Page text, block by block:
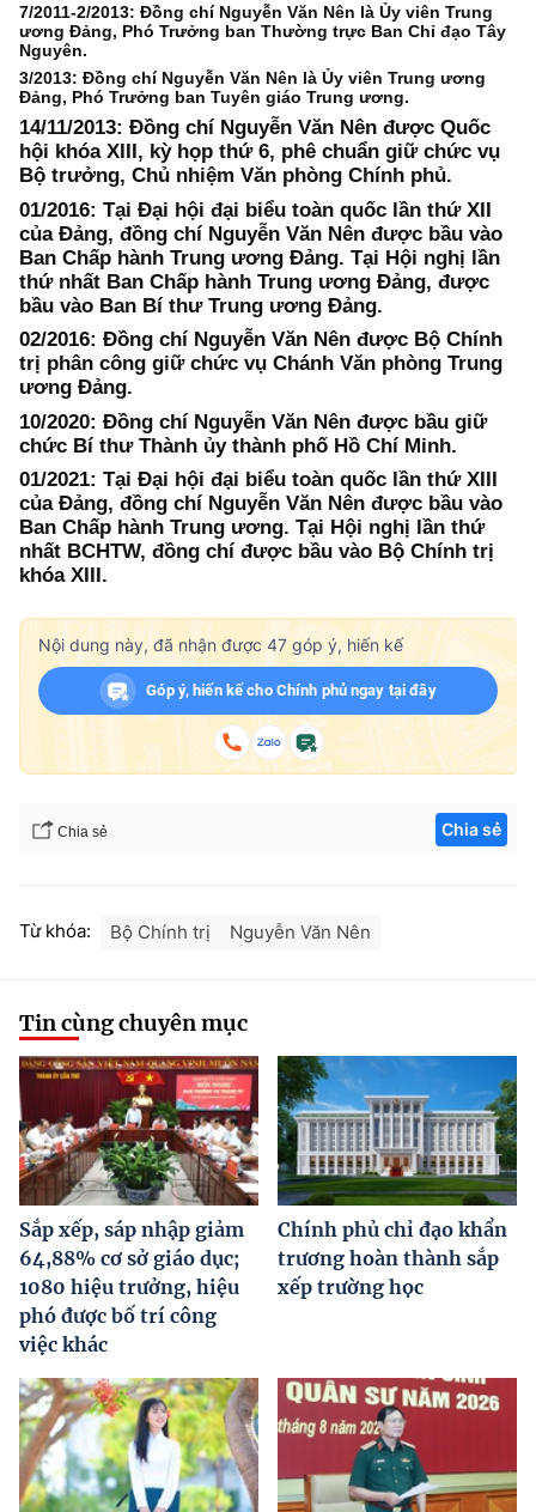
7/2011-2/2013: Đồng chí Nguyễn Văn Nên là Ủy viên Trung
ương Đảng, Phó Trưởng ban Thường trực Ban Chỉ đạo Tây
Nguyên.
3/2013: Đồng chí Nguyễn Văn Nên là Ủy viên Trung ương
Đảng, Phó Trưởng ban Tuyên giáo Trung ương.
14/11/2013: Đồng chí Nguyễn Văn Nên được Quốc
hội khóa XIII, kỳ họp thứ 6, phê chuẩn giữ chức vụ
Bộ trưởng, Chủ nhiệm Văn phòng Chính phủ.
01/2016: Tại Đại hội đại biểu toàn quốc lần thứ XII
của Đảng, đồng chí Nguyễn Văn Nên được bầu vào
Ban Chấp hành Trung ương Đảng. Tại Hội nghị lần
thứ nhất Ban Chấp hành Trung ương Đảng, được
bầu vào Ban Bí thư Trung ương Đảng.
02/2016: Đồng chí Nguyễn Văn Nên được Bộ Chính
trị phân công giữ chức vụ Chánh Văn phòng Trung
ương Đảng.
10/2020: Đồng chí Nguyễn Văn Nên được bầu giữ
chức Bí thư Thành ủy thành phố Hồ Chí Minh.
01/2021: Tại Đại hội đại biểu toàn quốc lần thứ XIII
của Đảng, đồng chí Nguyễn Văn Nên được bầu vào
Ban Chấp hành Trung ương. Tại Hội nghị lần thứ
nhất BCHTW, đồng chí được bầu vào Bộ Chính trị
khóa XIII.
Nội dung này, đã nhận được 47 góp ý, hiến kế
Góp ý, hiến kế cho Chính phủ ngay tại đây
Chia sẻ Chia sẻ
Từ khóa: Bộ Chính trị Nguyễn Văn Nên
Tin cùng chuyên mục
Sắp xếp, sáp nhập giảm
64,88% cơ sở giáo dục;
1080 hiệu trưởng, hiệu
phó được bố trí công
việc khác
Chính phủ chỉ đạo khẩn
trương hoàn thành sắp
xếp trường học